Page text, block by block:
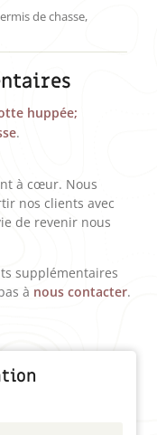
de chasse,
huppée;
.
à cœur. Nous
nos clients avec
de revenir nous
supplémentaires
à nous contacter.